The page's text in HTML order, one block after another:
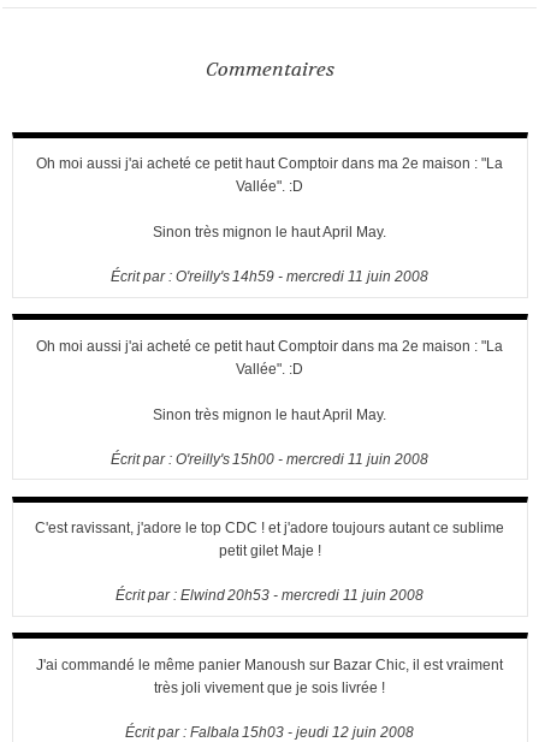
Commentaires
Oh moi aussi j'ai acheté ce petit haut Comptoir dans ma 2e maison : "La
Vallée". :D
Sinon très mignon le haut April May.
Écrit par : O'reilly's14h59- mercredi 11 juin 2008
Oh moi aussi j'ai acheté ce petit haut Comptoir dans ma 2e maison : "La
Vallée". :D
Sinon très mignon le haut April May.
Écrit par : O'reilly's 15h00- mercredi 11 juin 2008
C'est ravissant, j'adore le top CDC ! et j'adore toujours autant ce sublime
petit gilet Maje !
Écrit par : Elwind20h53- mercredi 11 juin 2008
J'ai commandé le même panier Manoush sur Bazar Chic, il est vraiment
très joli vivement que je sois livrée !
Écrit par : Falbala15h03- jeudi 12 juin 2008